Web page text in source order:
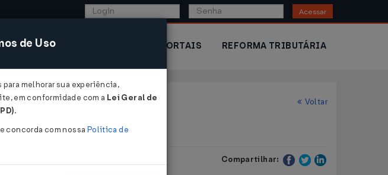
Acessar
COMÉRCIO EXTERIOR PORTAIS REFORMA TRIBUTÁRIA
Voltar
Compartilhar:
de Uso
melhorar sua experiência,
em conformidade com a Lei Geral de
.
concorda com nossa Política de